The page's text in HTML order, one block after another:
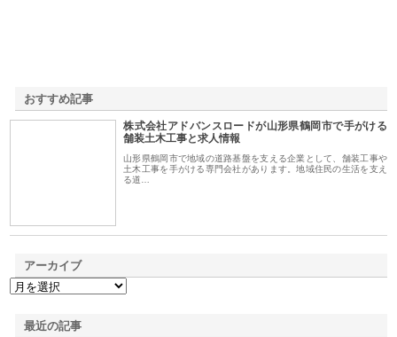
おすすめ記事
株式会社アドバンスロードが山形県鶴岡市で手がける
舗装土木工事と求人情報
山形県鶴岡市で地域の道路基盤を支える企業として、舗装工事や
土木工事を手がける専門会社があります。地域住民の生活を支え
る道…
アーカイブ
最近の記事